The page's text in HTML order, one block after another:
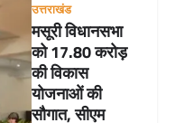
उत्तराखंड
मसूरी विधानसभा
को 17.80 करोड़
की विकास
योजनाओं की
सौगात, सीएम